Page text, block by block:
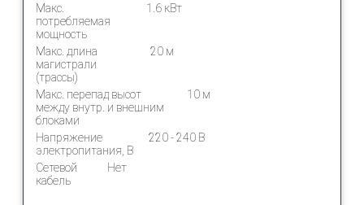
Макс.
потребляемая
мощность
1.6 кВт
Макс. длина
магистрали
(трассы)
20 м
Макс. перепад высот
между внутр. и внешним
блоками
10 м
Напряжение
электропитания, В
220 - 240 В
Сетевой
кабель
Нет